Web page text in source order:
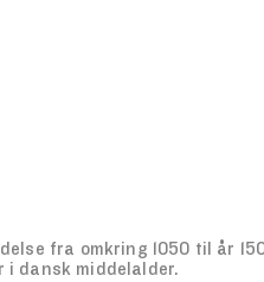
fra omkring 1050 til år
i dansk middelalder.